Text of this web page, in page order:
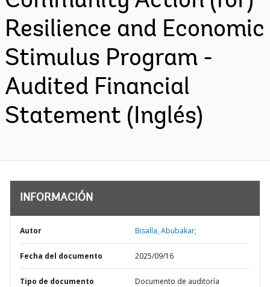
Resilience and Economic
Stimulus Program -
Audited Financial
Statement (Inglés)
INFORMACIÓN
Autor Bisalla, Abubakar;
Fecha del documento 2025/09/16
Tipo de documento Documento de auditoría